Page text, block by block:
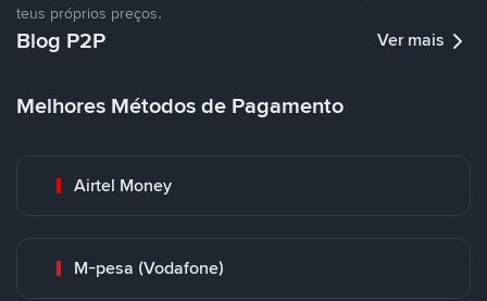
teus próprios preços.
Blog P2P Ver mais
Melhores Métodos de Pagamento
Airtel Money
M-pesa (Vodafone)